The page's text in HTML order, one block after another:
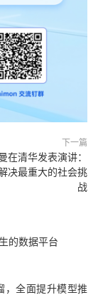
下一篇
在清华发表演讲：
决最重大的社会挑
战
的数据平台
，全面提升模型推